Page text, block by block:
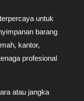
untuk
barang
kantor,
profesional
atau jangka